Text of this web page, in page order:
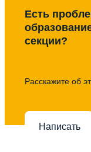
Есть
секции?
Расскажите об
Написать